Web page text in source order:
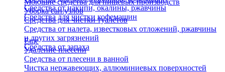
Средства от накипи, окалины, ржавчины
Средства для чистки кофемашин
Моющие средства для пищевых производств
Уборка сан.узлов
Средства для чистки туалетов
Средства от налета, известковых отложений, ржавчины
и других загрязнений
Средства от запаха
Еще
Удаление плесени
Средства от плесени в ванной
Чистка нержавеющих, аллюминиевых поверхностей